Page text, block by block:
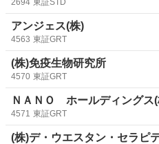
アンジェス(株)
4563 東証GRT
(株)免疫生物研究所
4570 東証GRT
ＮＡＮＯ ホールディングス(
4571 東証GRT
(株)デ・ウエスタン・セラピ